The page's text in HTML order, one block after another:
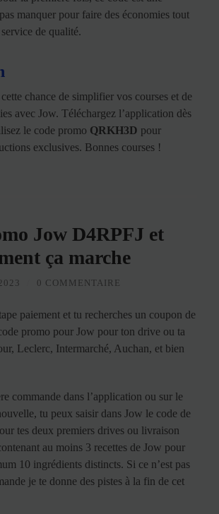
manquer pour faire des économies tout
de qualité.
chance de simplifier vos courses et de
avec Jow. Téléchargez l’application dès
le code promo QRKH3D pour
exclusives. Bonnes courses !
Jow D4RPFJ et
ça marche
0 COMMENTAIRE
paiement et tu recherches un coupon de
promo pour Jow pour ton drive ou ta
Leclerc, Intermarché, Auchan, et bien
commande dans l’application ou sur le
tu peux saisir dans Jow le code de
tes deux premiers drives ou livraison
au moins 3 recettes de Jow pour
10 ingrédients distincts. Si ce n’est pas
je te donne des pistes à la fin de cet